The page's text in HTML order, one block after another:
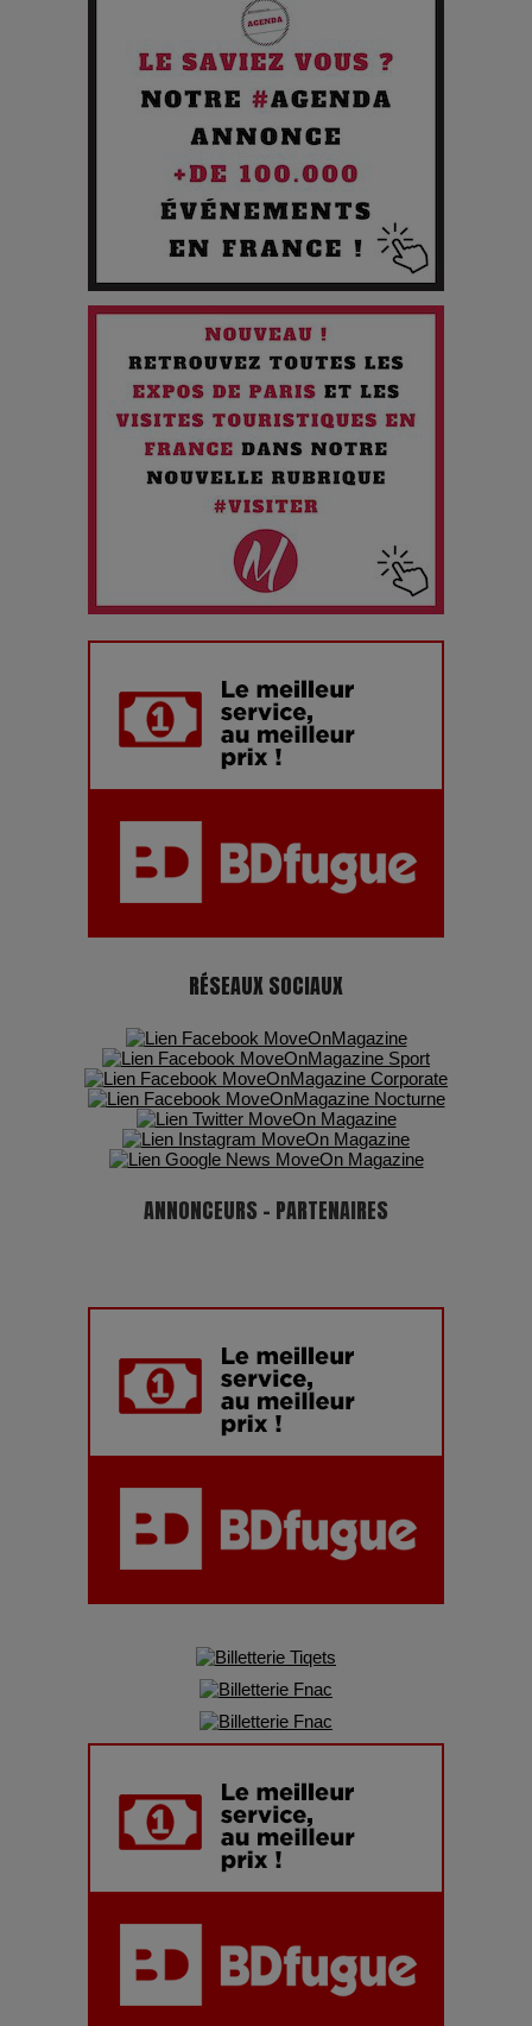
Pourquoi les Petites Entreprises Créatives Deviennent les
Cibles des Hackers
Les 3 meilleures destinations pour des vacances sportives
Quand l'Opéra Rencontre l'IA : Lola Volonakis, l'Artiste du
Paradoxe qui Chante le Futur
Chien 51 - Quand l’IA prend le pouvoir : une plongée dans un
futur troublant
Maïra Kerey, la “voix d’or du Kazakhstan”, célèbre ses 30
ans de carrière à la Salle Gaveau
Les dessous de la fast fashion : un désastre écologique en
Adieu Jean-Pat : rire au bord du précipice
montagnes, une fête à ne pas manquer
RÉSEAUX SOCIAUX
ANNONCEURS - PARTENAIRES